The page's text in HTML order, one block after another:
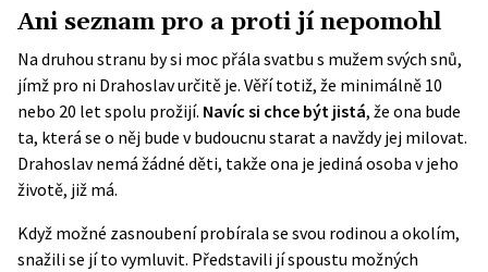
Ani seznam pro a proti jí nepomohl
Na druhou stranu by si moc přála svatbu s mužem svých snů,
jímž pro ni Drahoslav určitě je. Věří totiž, že minimálně 10
nebo 20 let spolu prožijí. Navíc si chce být jistá, že ona bude
ta, která se o něj bude v budoucnu starat a navždy jej milovat.
Drahoslav nemá žádné děti, takže ona je jediná osoba v jeho
životě, již má.
Když možné zasnoubení probírala se svou rodinou a okolím,
snažili se jí to vymluvit. Představili jí spoustu možných